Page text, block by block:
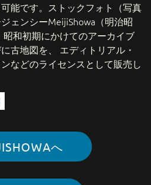
能です。ストックフォト（写真
ェンシーMeijiShowa（明治昭
和初期にかけてのアーカイブ
古地図を、 エディトリアル・
などのライセンスとして販売し
へ